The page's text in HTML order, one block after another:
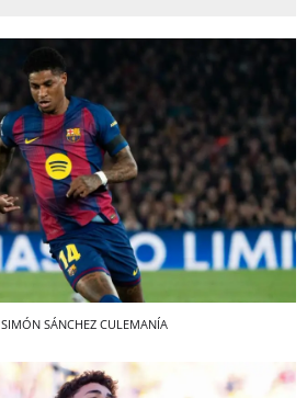
SIMÓN SÁNCHEZ CULEMANÍA